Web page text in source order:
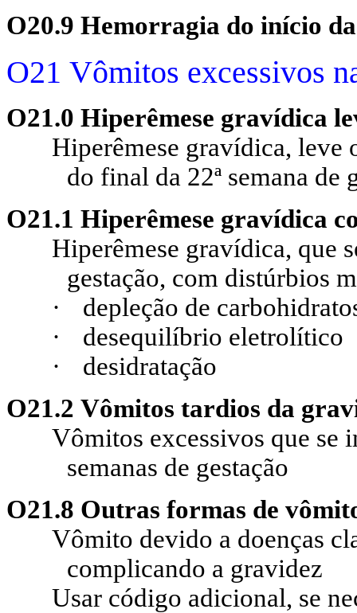
O20.9 Hemorragia do início
O21 Vômitos excessivos
O21.0 Hiperêmese gravídica
Hiperêmese gravídica, leve
do final da 22ª semana de
O21.1 Hiperêmese gravídica
Hiperêmese gravídica, que
gestação, com distúrbios
·
depleção de
·
desequilíbrio eletrolítico
·
desidratação
O21.2 Vômitos tardios da
Vômitos excessivos que se
semanas de gestação
O21.8 Outras formas de
Vômito devido a doenças
complicando a gravidez
Usar código adicional, se